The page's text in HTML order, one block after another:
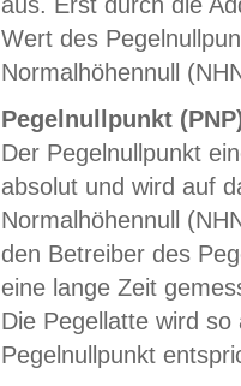
Wert des
Normalhöhennull
Pegelnullpunkt
Der Pegelnullpunkt
absolut und wird auf
Normalhöhennull
den Betreiber des
eine lange Zeit
Die Pegellatte wird
Pegelnullpunkt